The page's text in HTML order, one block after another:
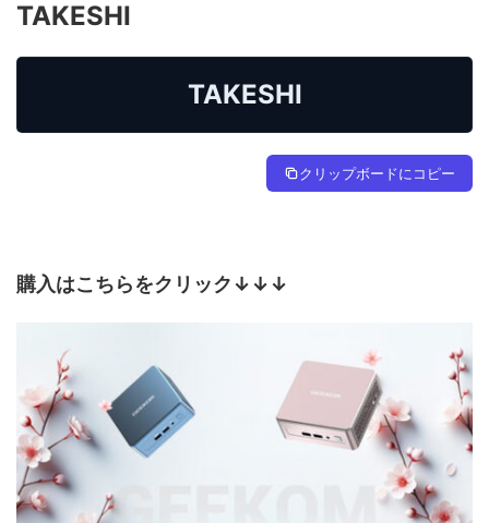
TAKESHI
TAKESHI
クリップボードにコピー
購入はこちらをクリック↓↓↓